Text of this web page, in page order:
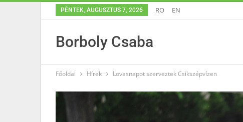
PÉNTEK, AUGUSZTUS 7, 2026 RO EN
Borboly Csaba
Főoldal Hírek Lovasnapot szerveztek Csíkszépvízen